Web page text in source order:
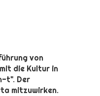
von
die Kultur in
t". Der
mitzuwirken.